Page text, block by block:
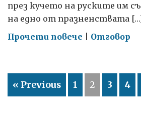
през кучето на руските им
на едно от празненствата
Прочети повече on
1987
Отговор
« Previous 1 2 3 4